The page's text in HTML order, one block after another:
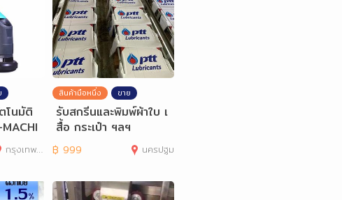
โนมัติ
กรุงเทพมหานคร
สินค้ามือหนึ่ง ขาย
รับสกรีนและพิมพ์ผ้าใบ เ
สื้อ กระเป๋า ฯลฯ
฿ 999 นครปฐม